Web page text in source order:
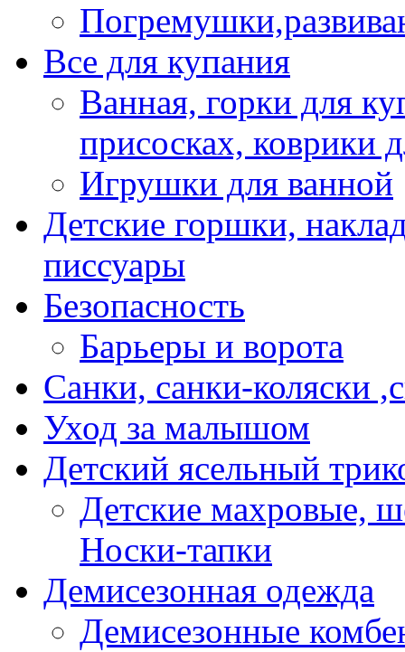
Все для купания
Ванная, горки для
присосках, коврики
Игрушки для ванной
Детские горшки,
писсуары
Безопасность
Барьеры и ворота
Санки, санки-коляски
Уход за малышом
Детский ясельный
Детские махровые,
Носки-тапки
Демисезонная одежда
Демисезонные